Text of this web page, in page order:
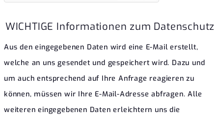
WICHTIGE Informationen zum Datenschutz
Aus den eingegebenen Daten wird eine E-Mail erstellt,
welche an uns gesendet und gespeichert wird. Dazu und
um auch entsprechend auf Ihre Anfrage reagieren zu
können, müssen wir Ihre E-Mail-Adresse abfragen. Alle
weiteren eingegebenen Daten erleichtern uns die